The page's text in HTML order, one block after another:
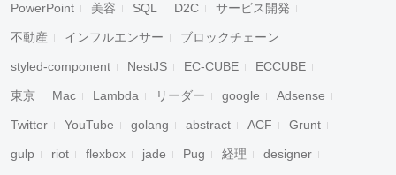
PowerPoint 美容 SQL D2C サービス開発
不動産 インフルエンサー ブロックチェーン
styled-component NestJS EC-CUBE ECCUBE
東京 Mac Lambda リーダー google Adsense
Twitter YouTube golang abstract ACF Grunt
gulp riot flexbox jade Pug 経理 designer